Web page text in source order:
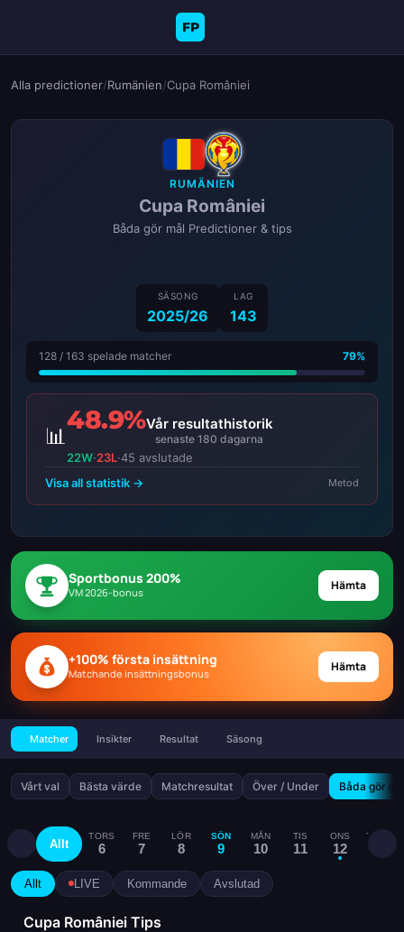
FP
Alla predictioner/Rumänien/Cupa României
RUMÄNIEN
Cupa României
Båda gör mål Predictioner & tips
SÄSONG
2025/26
LAG
143
128 / 163 spelade matcher 79%
📊
48.9%Vår resultathistorik
senaste 180 dagarna
22W·23L·45 avslutade
Visa all statistik →
Metod
Sportbonus 200%
VM 2026-bonus Hämta
+100% första insättning
Matchande insättningsbonus Hämta
Matcher Insikter Resultat Säsong
Vårt val Bästa värde Matchresultat Över / Under Båda gör
Allt
TORS
6
FRE
7
LÖR
8
SÖN
9
MÅN
10
TIS
11
ONS
12
TORS
Allt LIVE Kommande Avslutad
Cupa României Tips